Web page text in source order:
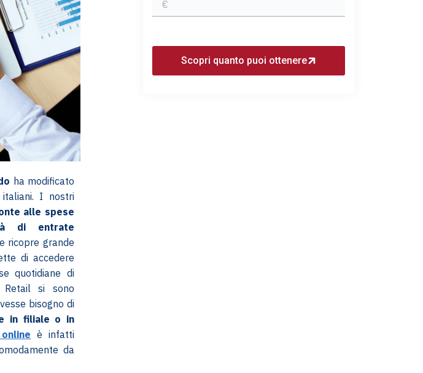
ha modificato
I nostri
alle spese
di entrate
ricopre grande
di accedere
quotidiane di
Retail si sono
bisogno di
in filiale o in
è infatti
da
Scopri quanto puoi ottenere